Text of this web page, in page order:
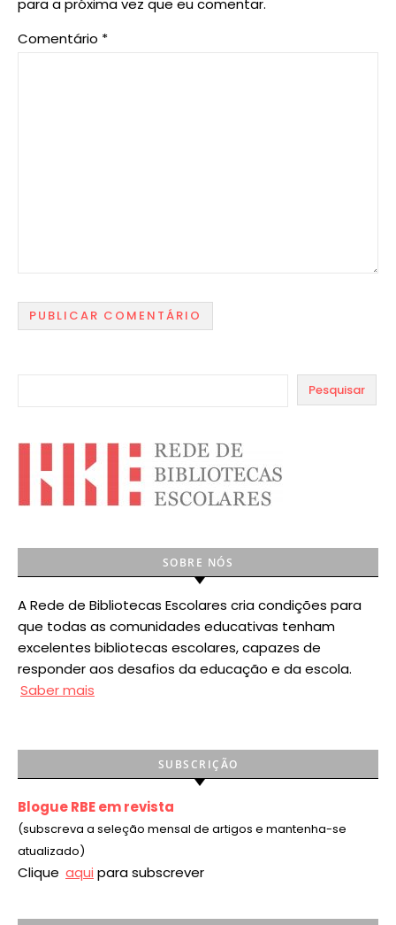
para a próxima vez que eu comentar.
Comentário *
Pesquisar
SOBRE NÓS
A Rede de Bibliotecas Escolares cria condições para
que todas as comunidades educativas tenham
excelentes bibliotecas escolares, capazes de
responder aos desafios da educação e da escola.
Saber mais
SUBSCRIÇÃO
Blogue RBE em revista
(subscreva a seleção mensal de artigos e mantenha-se
atualizado)
Clique aqui para subscrever